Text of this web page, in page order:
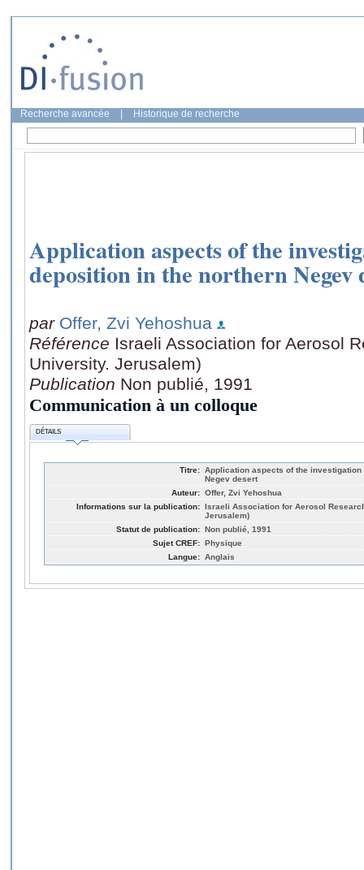
Recherche avancée Historique de recherche
Application aspects of the
deposition in the northern Negev
par Offer, Zvi Yehoshua
Référence Israeli Association for Aerosol
University. Jerusalem)
Publication Non publié, 1991
Communication à un colloque
DÉTAILS
Titre: Application aspects of the
Negev desert
Auteur: Offer, Zvi Yehoshua
Informations sur la publication: Israeli Association for Aerosol
Jerusalem)
Statut de publication: Non publié, 1991
Sujet CREF: Physique
Langue: Anglais